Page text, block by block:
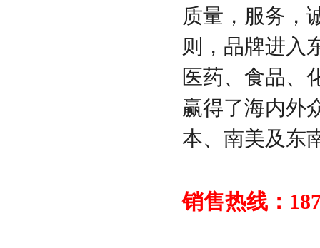
质量，服务，
则，品牌进入
医药、食品、
赢得了海内外
本、南美及东
销售热线：